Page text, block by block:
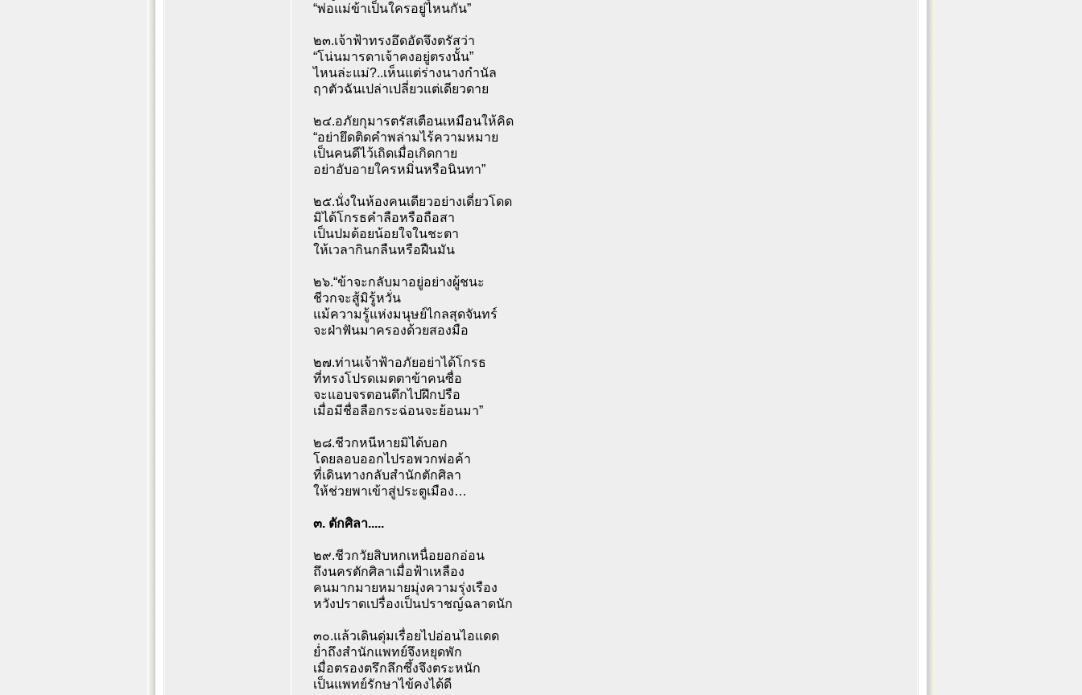
“พ่อแม่ข้าเป็นใครอยู่ไหนกัน”
๒๓.เจ้าฟ้าทรงอึดอัดจึงตรัสว่า
“โน่นมารดาเจ้าคงอยู่ตรงนั้น”
ไหนล่ะแม่?..เห็นแต่ร่างนางกำนัล
ฤาตัวฉันเปล่าเปลี่ยวแต่เดียวดาย
๒๔.อภัยกุมารตรัสเตือนเหมือนให้คิด
“อย่ายึดติดคำพล่ามไร้ความหมาย
เป็นคนดีไว้เถิดเมื่อเกิดกาย
อย่าอับอายใครหมิ่นหรือนินทา”
๒๕.นั่งในห้องคนเดียวอย่างเดี่ยวโดด
มิได้โกรธคำลือหรือถือสา
เป็นปมด้อยน้อยใจในชะตา
ให้เวลากินกลืนหรือฝืนมัน
๒๖.“ข้าจะกลับมาอยู่อย่างผู้ชนะ
ชีวกจะสู้มิรู้หวั่น
แม้ความรู้แห่งมนุษย์ไกลสุดจันทร์
จะฝ่าฟันมาครองด้วยสองมือ
๒๗.ท่านเจ้าฟ้าอภัยอย่าได้โกรธ
ที่ทรงโปรดเมตตาข้าคนซื่อ
จะแอบจรตอนดึกไปฝึกปรือ
เมื่อมีชื่อลือกระฉ่อนจะย้อนมา”
๒๘.ชีวกหนีหายมิได้บอก
โดยลอบออกไปรอพวกพ่อค้า
ที่เดินทางกลับสำนักตักศิลา
ให้ช่วยพาเข้าสู่ประตูเมือง…
๓. ตักศิลา.....
๒๙.ชีวกวัยสิบหกเหนื่อยอกอ่อน
ถึงนครตักศิลาเมื่อฟ้าเหลือง
คนมากมายหมายมุ่งความรุ่งเรือง
หวังปราดเปรื่องเป็นปราชญ์ฉลาดนัก
๓๐.แล้วเดินดุ่มเรื่อยไปอ่อนไอแดด
ย่ำถึงสำนักแพทย์จึงหยุดพัก
เมื่อตรองตรึกลึกซึ้งจึงตระหนัก
เป็นแพทย์รักษาไข้คงได้ดี